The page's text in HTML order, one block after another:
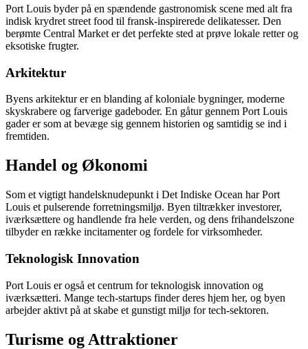
Port Louis byder på en spændende gastronomisk scene med alt fra
indisk krydret street food til fransk-inspirerede delikatesser. Den
berømte Central Market er det perfekte sted at prøve lokale retter og
eksotiske frugter.
Arkitektur
Byens arkitektur er en blanding af koloniale bygninger, moderne
skyskrabere og farverige gadeboder. En gåtur gennem Port Louis
gader er som at bevæge sig gennem historien og samtidig se ind i
fremtiden.
Handel og Økonomi
Som et vigtigt handelsknudepunkt i Det Indiske Ocean har Port
Louis et pulserende forretningsmiljø. Byen tiltrækker investorer,
iværksættere og handlende fra hele verden, og dens frihandelszone
tilbyder en række incitamenter og fordele for virksomheder.
Teknologisk Innovation
Port Louis er også et centrum for teknologisk innovation og
iværksætteri. Mange tech-startups finder deres hjem her, og byen
arbejder aktivt på at skabe et gunstigt miljø for tech-sektoren.
Turisme og Attraktioner